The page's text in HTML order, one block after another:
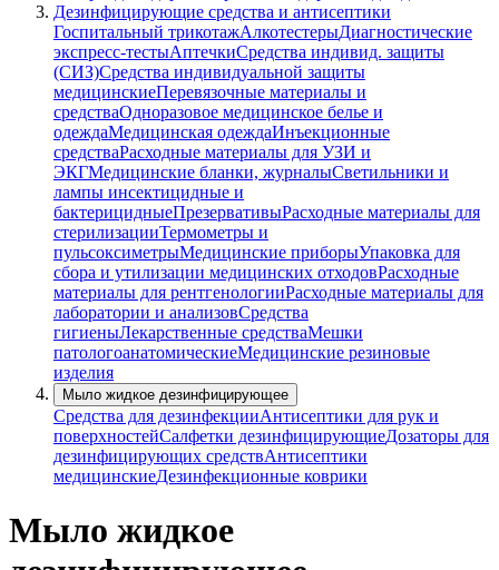
Дезинфицирующие средства и антисептики
Госпитальный трикотажАлкотестерыДиагностические
экспресс-тестыАптечкиСредства индивид. защиты
(СИЗ)Средства индивидуальной защиты
медицинскиеПеревязочные материалы и
средстваОдноразовое медицинское белье и
одеждаМедицинская одеждаИнъекционные
средстваРасходные материалы для УЗИ и
ЭКГМедицинские бланки, журналыСветильники и
лампы инсектицидные и
бактерицидныеПрезервативыРасходные материалы для
стерилизацииТермометры и
пульсоксиметрыМедицинские приборыУпаковка для
сбора и утилизации медицинских отходовРасходные
материалы для рентгенологииРасходные материалы для
лаборатории и анализовСредства
гигиеныЛекарственные средстваМешки
патологоанатомическиеМедицинские резиновые
изделия
Мыло жидкое дезинфицирующее
Средства для дезинфекцииАнтисептики для рук и
поверхностейСалфетки дезинфицирующиеДозаторы для
дезинфицирующих средствАнтисептики
медицинскиеДезинфекционные коврики
Мыло жидкое